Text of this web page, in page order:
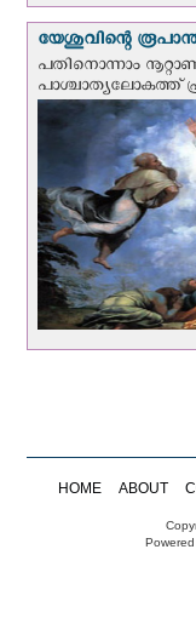
യേശുവിന്റെ
പതിനൊന്നാം
പാശ്ചാത്യലോകത്ത്
HOME ABOUT